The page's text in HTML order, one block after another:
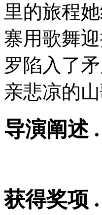
里的旅程
寨用歌舞
罗陷入了
亲悲凉的
导演阐述
获得奖项 .